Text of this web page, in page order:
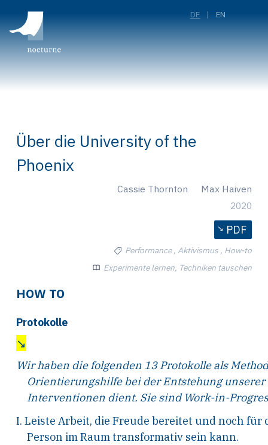
DE EN
Über die University of the
Phoenix
Max Haiven
Cassie Thornton
2020
PDF
Performance , Aktivismus , How-to
Experimente lernen, Techniken tauschen
HOW TO
Protokolle
↘
Wir haben die folgenden 13 Protokolle als
Orientierungshilfe bei der Entstehungunserer
Interventionen dient. Sie sind Work-in-
I. Leiste Arbeit, die Freude bereitet und noch für
Person im Raum transformativ sein kann.